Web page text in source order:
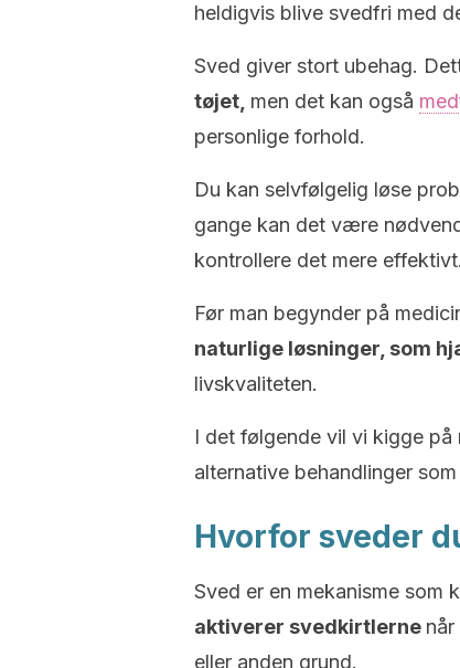
heldigvis blive svedfri med
Sved giver stort ubehag.
tøjet, men det kan også
personlige forhold.
Du kan selvfølgelig løse
gange kan det være
kontrollere det mere effektivt.
Før man begynder på
naturlige løsninger, som
livskvaliteten.
I det følgende vil vi kigge
alternative behandlinger
Hvorfor sveder
Sved er en mekanisme som
aktiverer svedkirtlerne
eller anden grund.